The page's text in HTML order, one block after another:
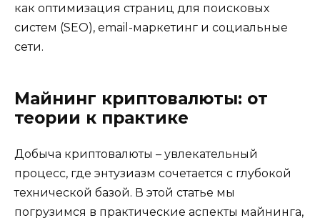
как оптимизация страниц для поисковых
систем (SEO), email-маркетинг и социальные
сети.
Майнинг криптовалюты: от
теории к практике
Добыча криптовалюты – увлекательный
процесс, где энтузиазм сочетается с глубокой
технической базой. В этой статье мы
погрузимся в практические аспекты майнинга,